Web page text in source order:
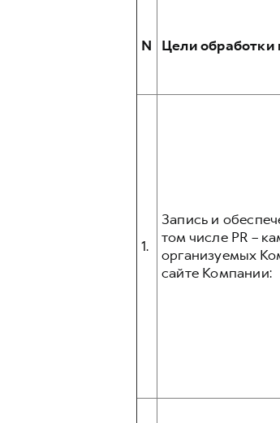
N Цели
1.
Запись и
том числе PR –
организуемых
сайте Компании: